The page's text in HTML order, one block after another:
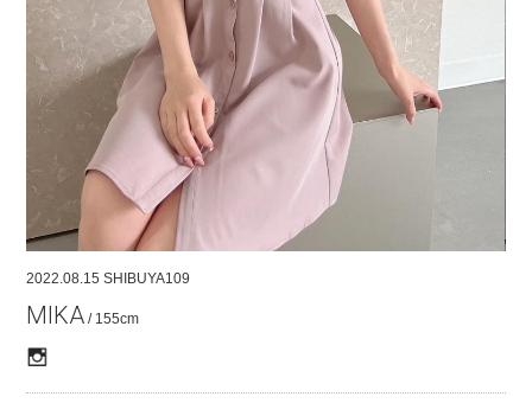
2022.08.15 SHIBUYA109
MIKA / 155cm
ONLINE STORE
COMPANY
CONTACT
RECRUIT
FOR BUSINESS PARTNER